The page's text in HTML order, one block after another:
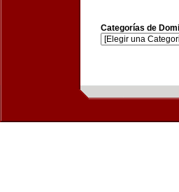
Categorías de